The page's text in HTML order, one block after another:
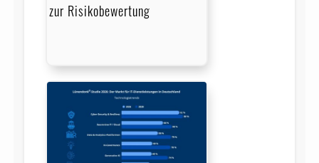
zur Risikobewertung